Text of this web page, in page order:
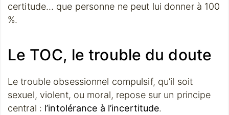
certitude… que personne ne peut lui donner à 100
%.
Le TOC, le trouble du doute
Le trouble obsessionnel compulsif, qu’il soit
sexuel, violent, ou moral, repose sur un principe
central : l’intolérance à l’incertitude.